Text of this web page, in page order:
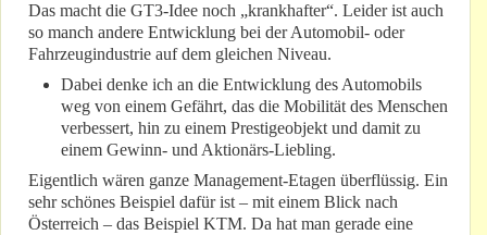
Das macht die GT3-Idee noch „krankhafter“. Leider ist auch
so manch andere Entwicklung bei der Automobil- oder
Fahrzeugindustrie auf dem gleichen Niveau.
Dabei denke ich an die Entwicklung des Automobils
weg von einem Gefährt, das die Mobilität des Menschen
verbessert, hin zu einem Prestigeobjekt und damit zu
einem Gewinn- und Aktionärs-Liebling.
Eigentlich wären ganze Management-Etagen überflüssig. Ein
sehr schönes Beispiel dafür ist – mit einem Blick nach
Österreich – das Beispiel KTM. Da hat man gerade eine